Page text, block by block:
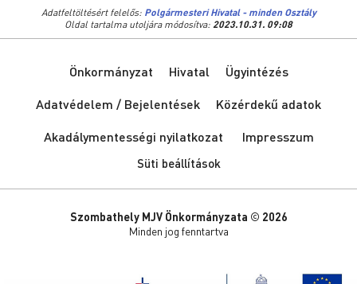
Adatfeltöltésért felelős: Polgármesteri Hivatal - minden Osztály
Oldal tartalma utoljára módosítva: 2023.10.31. 09:08
Önkormányzat Hivatal
Ügyintézés
Adatvédelem / Bejelentések
Közérdekű adatok
Akadálymentességi nyilatkozat
Impresszum
Süti beállítások
Szombathely MJV Önkormányzata © 2026
Minden jog fenntartva